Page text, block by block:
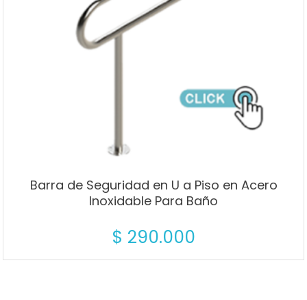
Barra de Seguridad en U a Piso en Acero
Inoxidable Para Baño
$ 290.000